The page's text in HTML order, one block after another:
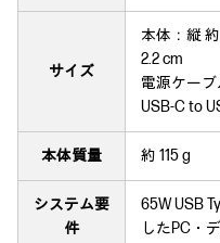
サイズ
本体：縦
2.2 cm
電源ケーブ
USB-C to
本体質量 約 115 g
システム要
件
65W USB
したPC・